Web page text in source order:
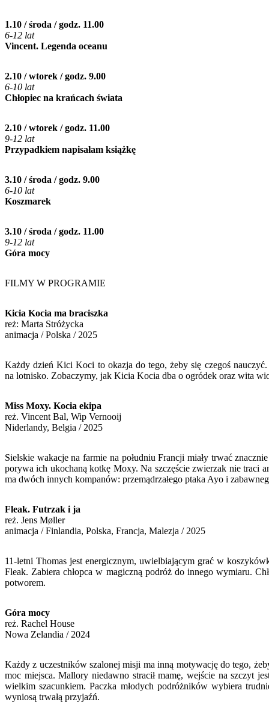
1.10 / środa / godz. 11.00
6-12 lat
Vincent. Legenda oceanu
2.10 / wtorek / godz. 9.00
6-10 lat
Chłopiec na krańcach świata
2.10 / wtorek / godz. 11.00
9-12 lat
Przypadkiem napisałam książkę
3.10 / środa / godz. 9.00
6-10 lat
Koszmarek
3.10 / środa / godz. 11.00
9-12 lat
Góra mocy
FILMY W PROGRAMIE
Kicia Kocia ma braciszka
reż: Marta Stróżycka
animacja / Polska / 2025
Każdy dzień Kici Koci to okazja do tego, żeby się czegoś
na lotnisko. Zobaczymy, jak Kicia Kocia dba o ogródek oraz wita
Miss Moxy. Kocia ekipa
reż. Vincent Bal, Wip Vernooij
Niderlandy, Belgia / 2025
Sielskie wakacje na farmie na południu Francji miały trwać
porywa ich ukochaną kotkę Moxy. Na szczęście zwierzak nie traci
ma dwóch innych kompanów: przemądrzałego ptaka Ayo i
Fleak. Futrzak i ja
reż. Jens Møller
animacja / Finlandia, Polska, Francja, Malezja / 2025
11-letni Thomas jest energicznym, uwielbiającym grać w
Fleak. Zabiera chłopca w magiczną podróż do innego wymiaru.
potworem.
Góra mocy
reż. Rachel House
Nowa Zelandia / 2024
Każdy z uczestników szalonej misji ma inną motywację do tego,
moc miejsca. Mallory niedawno stracił mamę, wejście na szczyt
wielkim szacunkiem. Paczka młodych podróżników wybiera
wyniosą trwałą przyjaźń.